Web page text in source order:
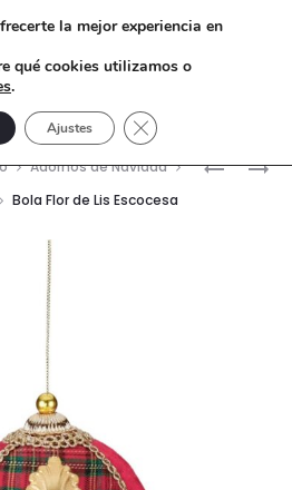
BOLA
CORONA
Adornos de Navidad
Bola Flor de Lis Escocesa
la mejor experiencia en
qué cookies utilizamos o
.
Ajustes Cerrar el banner de